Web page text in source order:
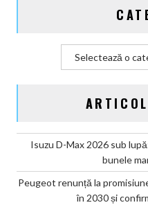
Isuzu D-Max 2026 sub
bunele
Peugeot renunță la
în 2030 și